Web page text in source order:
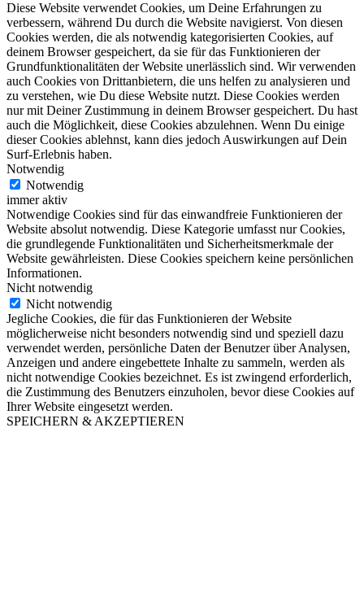
Diese Website verwendet Cookies, um Deine Erfahrungen zu
verbessern, während Du durch die Website navigierst. Von diesen
Cookies werden, die als notwendig kategorisierten Cookies, auf
deinem Browser gespeichert, da sie für das Funktionieren der
Grundfunktionalitäten der Website unerlässlich sind. Wir verwenden
auch Cookies von Drittanbietern, die uns helfen zu analysieren und
zu verstehen, wie Du diese Website nutzt. Diese Cookies werden
nur mit Deiner Zustimmung in deinem Browser gespeichert. Du hast
auch die Möglichkeit, diese Cookies abzulehnen. Wenn Du einige
dieser Cookies ablehnst, kann dies jedoch Auswirkungen auf Dein
Surf-Erlebnis haben.
Notwendig
Notwendig
immer aktiv
Notwendige Cookies sind für das einwandfreie Funktionieren der
Website absolut notwendig. Diese Kategorie umfasst nur Cookies,
die grundlegende Funktionalitäten und Sicherheitsmerkmale der
Website gewährleisten. Diese Cookies speichern keine persönlichen
Informationen.
Nicht notwendig
Nicht notwendig
Jegliche Cookies, die für das Funktionieren der Website
möglicherweise nicht besonders notwendig sind und speziell dazu
verwendet werden, persönliche Daten der Benutzer über Analysen,
Anzeigen und andere eingebettete Inhalte zu sammeln, werden als
nicht notwendige Cookies bezeichnet. Es ist zwingend erforderlich,
die Zustimmung des Benutzers einzuholen, bevor diese Cookies auf
Ihrer Website eingesetzt werden.
SPEICHERN & AKZEPTIEREN